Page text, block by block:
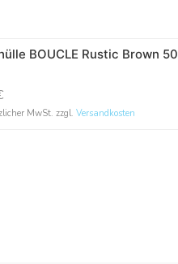
BOUCLE Rustic Brown 50
MwSt. zzgl. Versandkosten